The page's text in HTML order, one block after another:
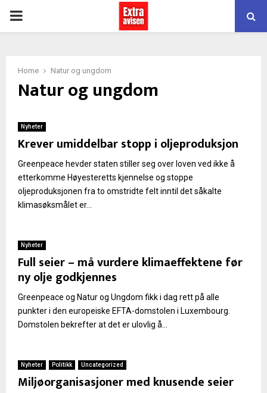
PRIMARY
Home Natur og ungdom
Natur og ungdom
Nyheter
Krever umiddelbar stopp i oljeproduksjon
Greenpeace hevder staten stiller seg over loven ved ikke å
etterkomme Høyesteretts kjennelse og stoppe
oljeproduksjonen fra to omstridte felt inntil det såkalte
klimasøksmålet er...
Nyheter
Full seier – må vurdere klimaeffektene før
ny olje godkjennes
Greenpeace og Natur og Ungdom fikk i dag rett på alle
punkter i den europeiske EFTA-domstolen i Luxembourg.
Domstolen bekrefter at det er ulovlig å...
Nyheter Politikk Uncategorized
Miljøorganisasjoner med knusende seier